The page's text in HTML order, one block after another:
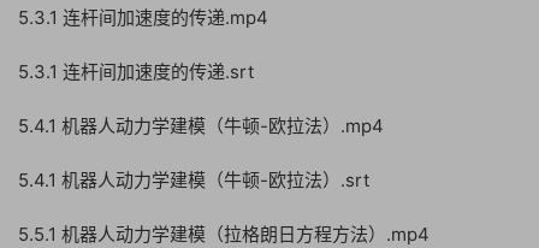
5.3.1 连杆间加速度的传递.mp4
5.3.1 连杆间加速度的传递.srt
5.4.1 机器人动力学建模（牛顿-欧拉法）.mp4
5.4.1 机器人动力学建模（牛顿-欧拉法）.srt
5.5.1 机器人动力学建模（拉格朗日方程方法）.mp4